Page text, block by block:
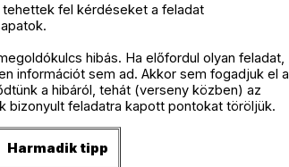
tehettek fel kérdéseket a feladat
hibás. Ha előfordul olyan feladat,
információt sem ad. Akkor sem fogadjuk el a
a hibáról, tehát (verseny közben) az
bizonyult feladatra kapott pontokat töröljük.
Harmadik tipp